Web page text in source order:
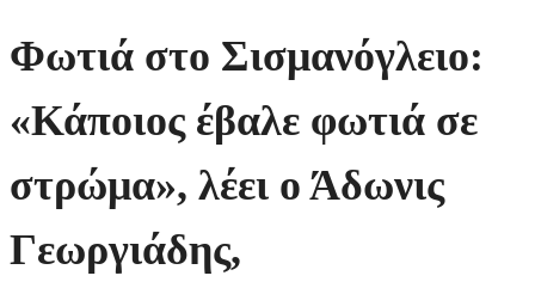
Φωτιά στο Σισμανόγλειο:
«Κάποιος έβαλε φωτιά σε
στρώμα», λέει ο Άδωνις
Γεωργιάδης,